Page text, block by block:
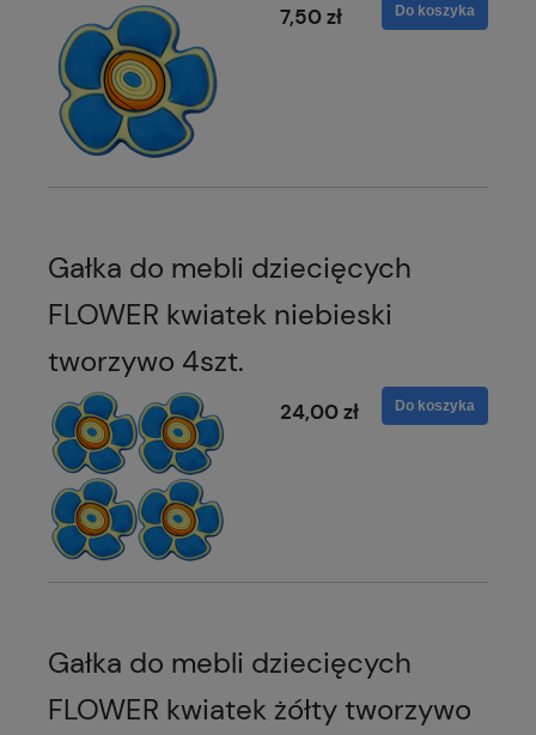
7,50 zł Do koszyka
Gałka do mebli dziecięcych
FLOWER kwiatek niebieski
tworzywo 4szt.
24,00 zł Do koszyka
Gałka do mebli dziecięcych
FLOWER kwiatek żółty tworzywo